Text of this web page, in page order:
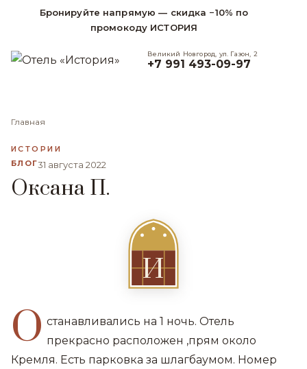
Бронируйте напрямую — скидка −10% по
промокоду ИСТОРИЯ
Великий Новгород, ул. Газон, 2
+7 991 493-09-97
Главная
ИСТОРИИ
БЛОГ31 августа 2022
Оксана П.
И
О станавливались на 1 ночь. Отель
прекрасно расположен ,прям около
Кремля. Есть парковка за шлагбаумом. Номер